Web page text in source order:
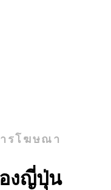
รโฆษณา
องญี่ปุ่น